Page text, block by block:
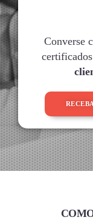
Converse